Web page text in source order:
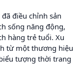
điều chỉnh sản
sống năng động,
hàng trẻ tuổi. Xu
từ một thương hiệu
tượng thời trang